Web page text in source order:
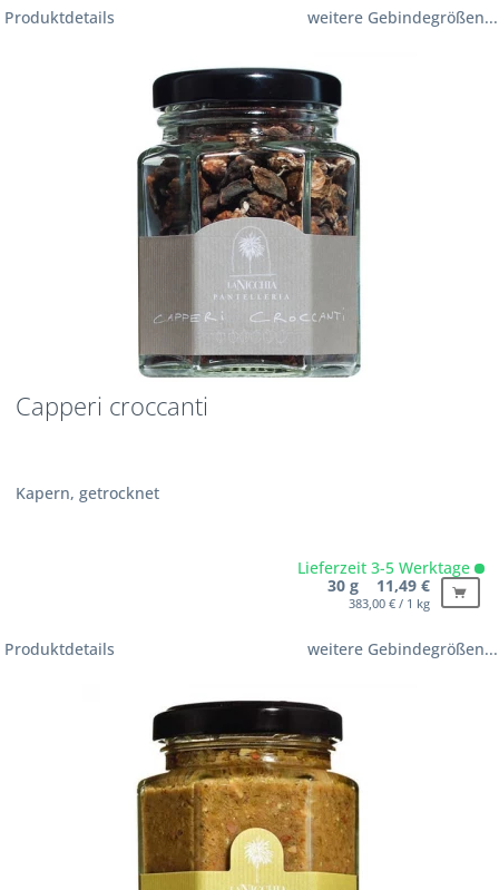
Produktdetails weitere Gebindegrößen...
Capperi croccanti
Kapern, getrocknet
Lieferzeit 3-5 Werktage
30 g 11,49 €
383,00 € / 1 kg
Produktdetails weitere Gebindegrößen...